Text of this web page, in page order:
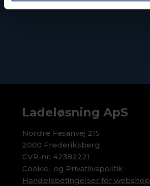
Ladeløsning ApS
Nordre Fasanvej 215
2000 Frederiksberg
CVR-nr: 42382221
Cookie- og Privatlivspolitik
Handelsbetingelser for webshop